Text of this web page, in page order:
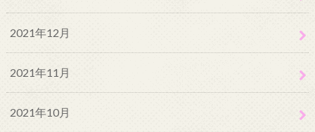
2021年12月
2021年11月
2021年10月